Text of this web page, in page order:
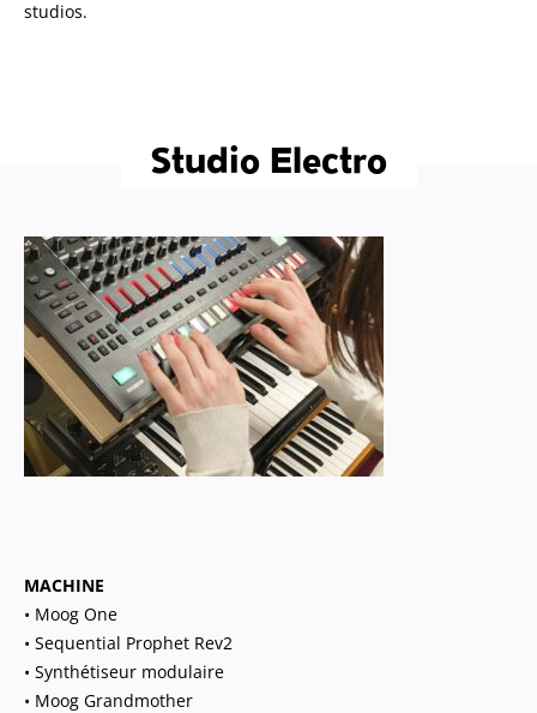
studios.
Studio Electro
MACHINE
• Moog One
• Sequential Prophet Rev2
• Synthétiseur modulaire
• Moog Grandmother